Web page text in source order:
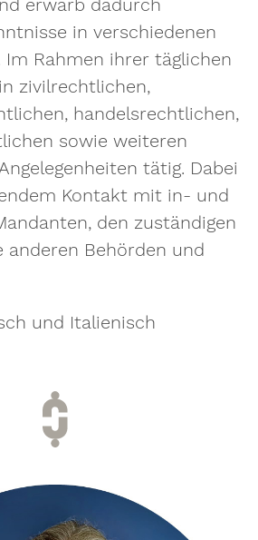
erwarb dadurch
in verschiedenen
Im Rahmen ihrer täglichen
zivilrechtlichen,
handelsrechtlichen,
sowie weiteren
tätig. Dabei
Kontakt mit in- und
den zuständigen
anderen Behörden und
und Italienisch